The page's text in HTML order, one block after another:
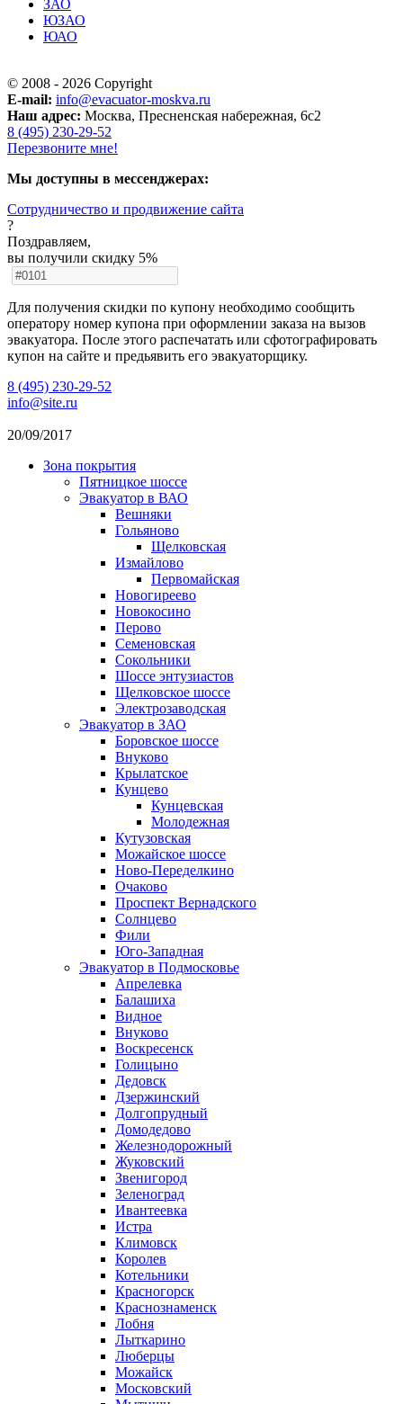
ЗАО
ЮЗАО
ЮАО
© 2008 - 2026 Copyright
E-mail: info@evacuator-moskva.ru
Наш адрес: Москва, Пресненская набережная, 6с2
8 (495) 230-29-52
Перезвоните мне!
Мы доступны в мессенджерах:
Cотрудничество и продвижение сайта
?
Поздравляем,
вы получили скидку 5%
Для получения скидки по купону необходимо сообщить
оператору номер купона при оформлении заказа на вызов
эвакуатора. После этого распечатать или сфотографировать
купон на сайте и предьявить его эвакуаторщику.
8 (495) 230-29-52
info@site.ru
20/09/2017
Зона покрытия
Пятницкое шоссе
Эвакуатор в ВАО
Вешняки
Гольяново
Щелковская
Измайлово
Первомайская
Новогиреево
Новокосино
Перово
Семеновская
Сокольники
Шоссе энтузиастов
Щелковское шоссе
Электрозаводская
Эвакуатор в ЗАО
Боровское шоссе
Внуково
Крылатское
Кунцево
Кунцевская
Молодежная
Кутузовская
Можайское шоссе
Ново-Переделкино
Очаково
Проспект Вернадского
Солнцево
Фили
Юго-Западная
Эвакуатор в Подмосковье
Апрелевка
Балашиха
Видное
Внуково
Воскресенск
Голицыно
Дедовск
Дзержинский
Долгопрудный
Домодедово
Железнодорожный
Жуковский
Звенигород
Зеленоград
Ивантеевка
Истра
Климовск
Королев
Котельники
Красногорск
Краснознаменск
Лобня
Лыткарино
Люберцы
Можайск
Московский